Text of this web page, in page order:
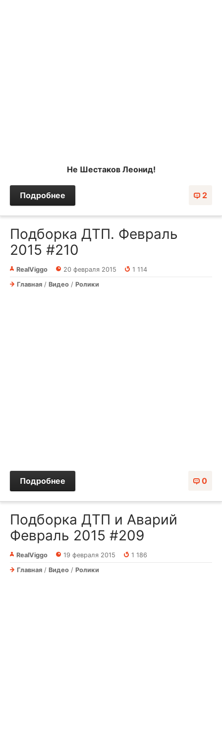
Не Шестаков Леонид!
2
Подробнее
Подборка ДТП. Февраль
2015 #210
RealViggo 20 февраля 2015
1 114
Главная / Видео / Ролики
0
Подробнее
Подборка ДТП и Аварий
Февраль 2015 #209
RealViggo 19 февраля 2015
1 186
Главная / Видео / Ролики